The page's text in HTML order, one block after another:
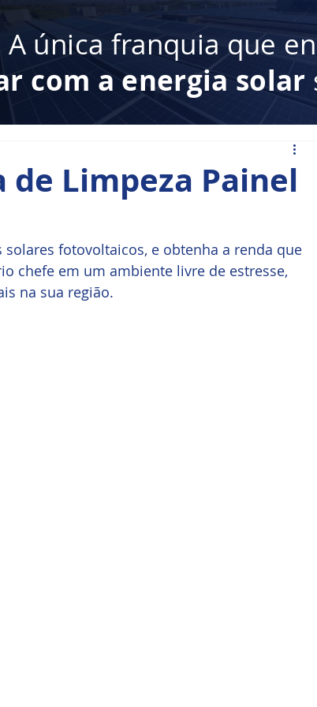
A única franquia que
com a energia solar
de Limpeza Painel
fotovoltaicos, e obtenha a renda que
chefe em um ambiente livre de estresse,
na sua região.